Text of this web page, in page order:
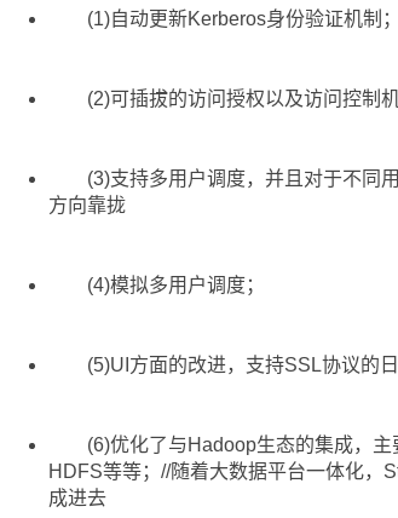
(1)自动更新Kerberos身份验证机制；
(2)可插拔的访问授权以及访问控制机
(3)支持多用户调度，并且对于不同用
方向靠拢
(4)模拟多用户调度；
(5)UI方面的改进，支持SSL协议的日
(6)优化了与Hadoop生态的集成，主
HDFS等等；//随着大数据平台一体化，
成进去